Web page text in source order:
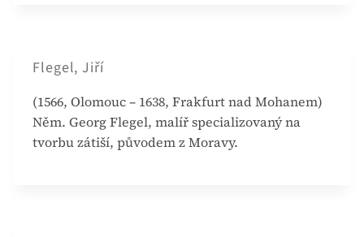
Flegel, Jiří
(1566, Olomouc – 1638, Frakfurt nad Mohanem)
Něm. Georg Flegel, malíř specializovaný na
tvorbu zátiší, původem z Moravy.